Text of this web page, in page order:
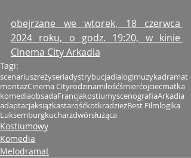
obejrzane we wtorek, 18 czerwca
2024 roku, o godz. 19:20, w kinie
Cinema City Arkadia
Tagi:
scenariuszreżyseriadystrybucjadialogimuzykadramat
montażCinema Cityrodzinamiłośćśmierćojciecmatka
komediaobsadaFrancjakostiumyscenografiaArkadia
adaptacjaksiążkastarośćkotkradzieżBest Filmlogika
Luksemburgkucharzdwórsłużąca
Kostiumowy
Komedia
Melodramat